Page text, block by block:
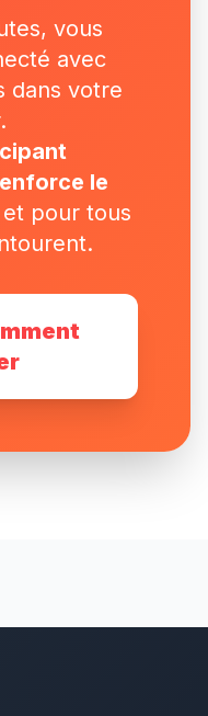
vous
avec
dans votre
le
pour tous